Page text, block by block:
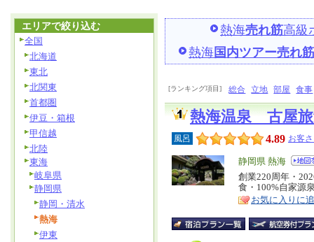
熱海売れ筋高級
熱海国内ツアー売れ筋
[ランキング項目] 総合 立地 部屋 食事
熱海温泉 古屋
風呂 4.89 お客
エ
リ
ア
静岡県 熱海
特
徴
創業220周年・
食・100%自家源
お気に入りに
エリアで絞り込む
全国
北海道
東北
北関東
首都圏
伊豆・箱根
甲信越
北陸
東海
岐阜県
静岡県
静岡・清水
熱海
伊東